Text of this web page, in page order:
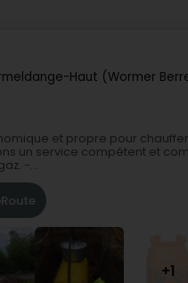
Haut (Wormer
et propre pour
un service compétent et
-...
Route
+1